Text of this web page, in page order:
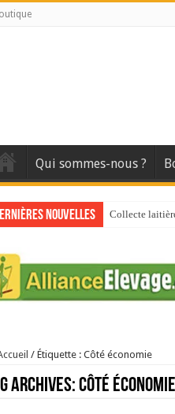
Qui sommes-nous ?
nouvelles Collecte
40 ans du
Les chèvres et
/ Étiquette : Côté économie
Archives:Côté économie